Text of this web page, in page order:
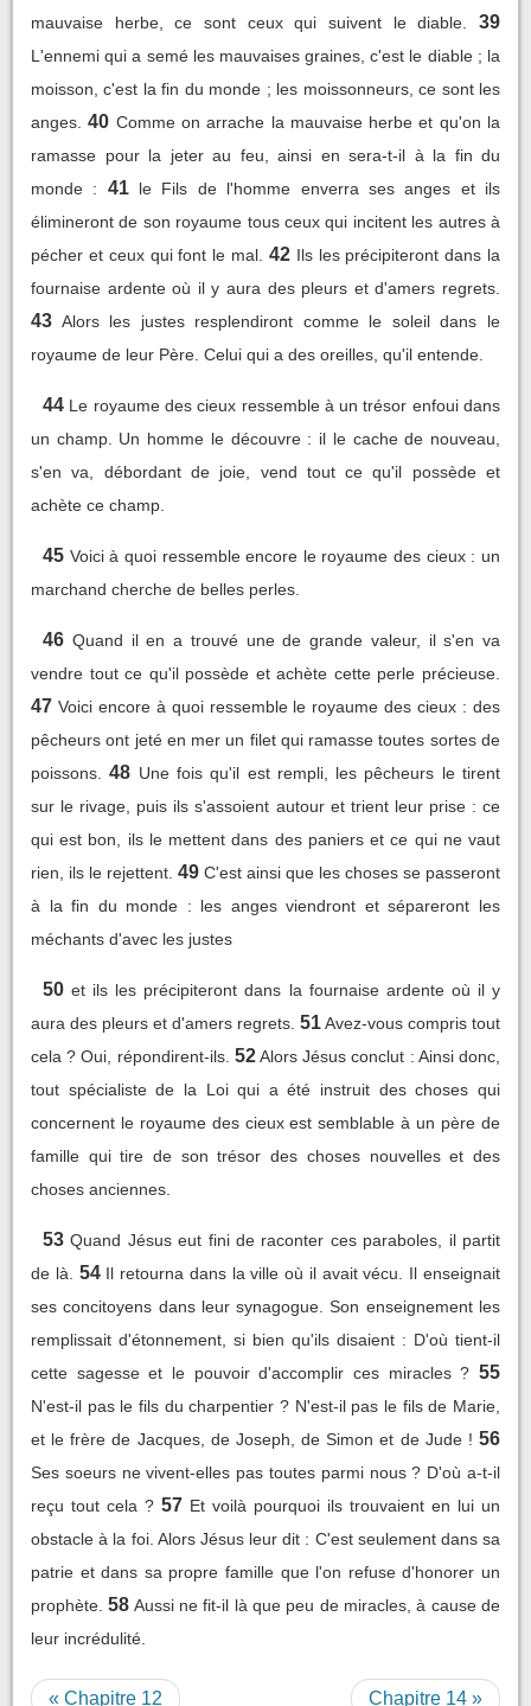
mauvaise herbe, ce sont ceux qui suivent le diable.
39
L'ennemi qui a semé les mauvaises graines, c'est le diable ; la
moisson, c'est la fin du monde ; les moissonneurs, ce sont les
anges. 40 Comme on arrache la mauvaise herbe et qu'on la
ramasse pour la jeter au feu, ainsi en sera-t-il à la fin du
monde :
41 le Fils de l'homme enverra ses anges et ils
élimineront de son royaume tous ceux qui incitent les autres à
pécher et ceux qui font le mal. 42 Ils les précipiteront dans la
fournaise ardente où il y aura des pleurs et d'amers regrets.
43 Alors les justes resplendiront comme le soleil dans le
royaume de leur Père. Celui qui a des oreilles, qu'il entende.
44 Le royaume des cieux ressemble à un trésor enfoui dans
un champ. Un homme le découvre : il le cache de nouveau,
s'en va, débordant de joie, vend tout ce qu'il possède et
achète ce champ.
45 Voici à quoi ressemble encore le royaume des cieux : un
marchand cherche de belles perles.
46 Quand il en a trouvé une de grande valeur, il s'en va
vendre tout ce qu'il possède et achète cette perle précieuse.
47 Voici encore à quoi ressemble le royaume des cieux : des
pêcheurs ont jeté en mer un filet qui ramasse toutes sortes de
poissons.
48 Une fois qu'il est rempli, les pêcheurs le tirent
sur le rivage, puis ils s'assoient autour et trient leur prise : ce
qui est bon, ils le mettent dans des paniers et ce qui ne vaut
rien, ils le rejettent. 49 C'est ainsi que les choses se passeront
à la fin du monde : les anges viendront et sépareront les
méchants d'avec les justes
50 et ils les précipiteront dans la fournaise ardente où il y
aura des pleurs et d'amers regrets. 51Avez-vous compris tout
cela ? Oui, répondirent-ils. 52 Alors Jésus conclut : Ainsi donc,
tout spécialiste de la Loi qui a été instruit des choses qui
concernent le royaume des cieux est semblable à un père de
famille qui tire de son trésor des choses nouvelles et des
choses anciennes.
53 Quand Jésus eut fini de raconter ces paraboles, il partit
de là.
54 Il retourna dans la ville où il avait vécu. Il enseignait
ses concitoyens dans leur synagogue. Son enseignement les
remplissait d'étonnement, si bien qu'ils disaient : D'où tient-il
cette sagesse et le pouvoir d'accomplir ces miracles ? 55
N'est-il pas le fils du charpentier ? N'est-il pas le fils de Marie,
et le frère de Jacques, de Joseph, de Simon et de Jude ! 56
Ses soeurs ne vivent-elles pas toutes parmi nous ? D'où a-t-il
reçu tout cela ? 57 Et voilà pourquoi ils trouvaient en lui un
obstacle à la foi. Alors Jésus leur dit : C'est seulement dans sa
patrie et dans sa propre famille que l'on refuse d'honorer un
prophète. 58 Aussi ne fit-il là que peu de miracles, à cause de
leur incrédulité.
« Chapitre 12 Chapitre 14 »